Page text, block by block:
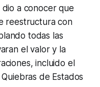
a conocer que
reestructura con
todas las
el valor y la
incluido el
de Estados